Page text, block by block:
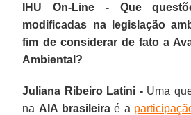
IHU On-Line - Que
modificadas na legislação
fim de considerar de fato a
Ambiental?
Juliana Ribeiro Latini -Uma
na AIA brasileiraé a